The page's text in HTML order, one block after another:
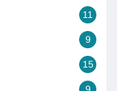
11
9
15